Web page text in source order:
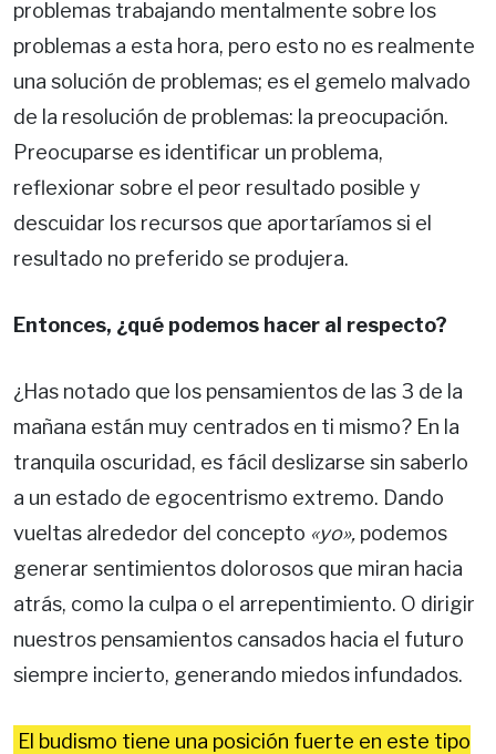
problemas trabajando mentalmente sobre los
problemas a esta hora, pero esto no es realmente
una solución de problemas; es el gemelo malvado
de la resolución de problemas: la preocupación.
Preocuparse es identificar un problema,
reflexionar sobre el peor resultado posible y
descuidar los recursos que aportaríamos si el
resultado no preferido se produjera.
Entonces, ¿qué podemos hacer al respecto?
¿Has notado que los pensamientos de las 3 de la
mañana están muy centrados en ti mismo? En la
tranquila oscuridad, es fácil deslizarse sin saberlo
a un estado de egocentrismo extremo. Dando
vueltas alrededor del concepto «yo», podemos
generar sentimientos dolorosos que miran hacia
atrás, como la culpa o el arrepentimiento. O dirigir
nuestros pensamientos cansados ​​hacia el futuro
siempre incierto, generando miedos infundados.
El budismo tiene una posición fuerte en este tipo